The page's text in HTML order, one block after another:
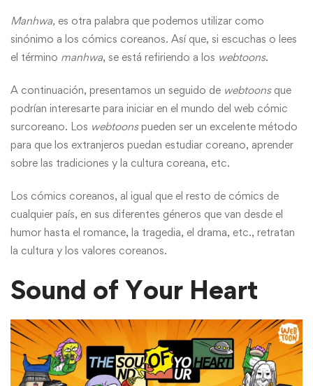
Manhwa, es otra palabra que podemos utilizar como
sinónimo a los cómics coreanos. Así que, si escuchas o lees
el término manhwa, se está refiriendo a los webtoons.
A continuación, presentamos un seguido de webtoons que
podrían interesarte para iniciar en el mundo del web cómic
surcoreano. Los webtoonspueden ser un excelente método
para que los extranjeros puedan estudiar coreano, aprender
sobre las tradiciones y la cultura coreana, etc.
Los cómics coreanos, al igual que el resto de cómics de
cualquier país, en sus diferentes géneros que van desde el
humor hasta el romance, la tragedia, el drama, etc., retratan
la cultura y los valores coreanos.
Sound of Your Heart